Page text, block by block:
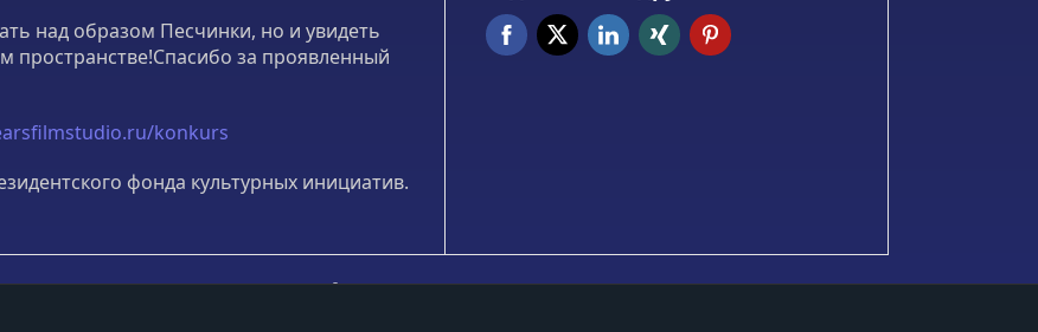
над образом Песчинки, но и увидеть
пространстве!Спасибо за проявленный
konkurs
фонда культурных инициатив.